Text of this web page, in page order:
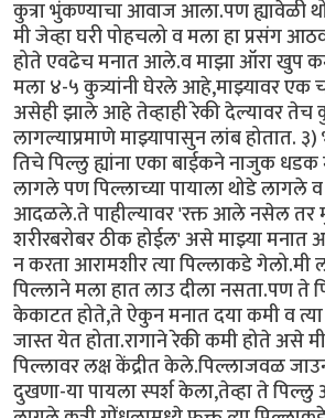
कुत्रा भुंकण्याचा आवाज आला.पण ह्यावेळी
मी जेव्हा घरी पोहचलो व मला हा प्रसंग
होते एवढेच मनात आले.व माझा ऑरा खुप
मला ४-५ कुत्र्यांनी घेरले आहे,माझ्यावर एक
असेही झाले आहे तेव्हाही रेकी देल्यावर तेच
लागल्याप्रमाणे माझ्यापासुन लांब होतात.
तिचे पिल्लु ह्यांना एका बाईकने नाजुक धडक
लागले पण पिल्लाच्या पायाला थोडे लागले
आदळले.ते पाहील्यावर 'रक्त आले नसेल तर
शरीरबरोबर ठीक होईल' असे माझ्या मनात
न करता आरामशीर त्या पिल्लाकडे गेलो.मी
पिल्लाने मला हात लाउ दीला नसता.पण ते
केकाटत होते,ते ऐकुन मनात दया कमी व त्या
जास्त येत होता.रागाने रेकी कमी होते असे
पिल्लावर लक्ष केंद्रीत केले.पिल्लाजवळ
दुखणा-या पायला स्पर्श केला,तेव्हा ते